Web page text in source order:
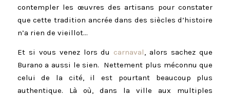
contempler les œuvres des artisans pour constater
que cette tradition ancrée dans des siècles d’histoire
n’a rien de vieillot…
Et si vous venez lors du carnaval, alors sachez que
Burano a aussi le sien. Nettement plus méconnu que
celui de la cité, il est pourtant beaucoup plus
authentique. Là où, dans la ville aux multiples